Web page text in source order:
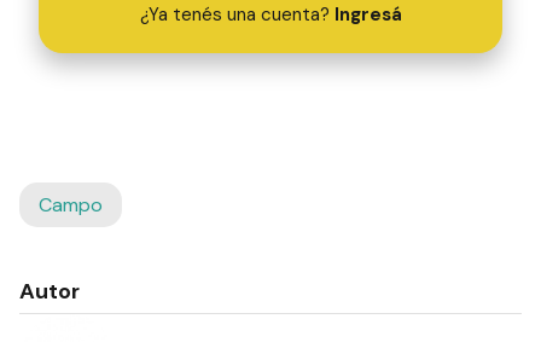
¿Ya tenés una cuenta? Ingresá
Campo
Autor